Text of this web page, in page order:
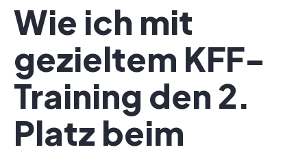
Wie ich mit
gezieltem KFF-
Training den 2.
Platz beim